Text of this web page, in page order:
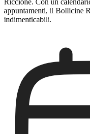
Riccione. Con un
appuntamenti, il Bollicine
indimenticabili.